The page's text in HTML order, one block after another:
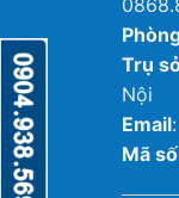
Trụ
Nội
Email
Mã